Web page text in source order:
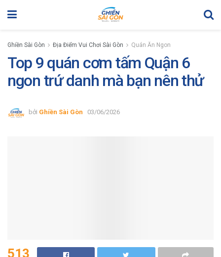
Ghiền Sài Gòn Địa Điểm Vui Chơi Sài Gòn Quán Ăn Ngon
Top 9 quán cơm tấm Quận 6​
ngon trứ danh mà bạn nên thử
bởi Ghiền Sài Gòn 03/06/2026
513